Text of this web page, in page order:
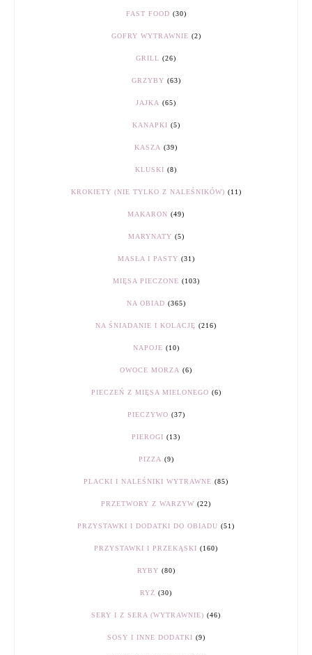
FAST FOOD (30)
GOFRY WYTRAWNIE (2)
GRILL (26)
GRZYBY (63)
JAJKA (65)
KANAPKI (5)
KASZA (39)
KLUSKI (8)
KROKIETY (NIE TYLKO Z NALEŚNIKÓW) (11)
MAKARON (49)
MARYNATY (5)
MASŁA I PASTY (31)
MIĘSA PIECZONE (103)
NA OBIAD (365)
NA ŚNIADANIE I KOLACJĘ (216)
NAPOJE (10)
OWOCE MORZA (6)
PIECZEŃ Z MIĘSA MIELONEGO (6)
PIECZYWO (37)
PIEROGI (13)
PIZZA (9)
PLACKI I NALEŚNIKI WYTRAWNE (85)
PRZETWORY Z WARZYW (22)
PRZYSTAWKI I DODATKI DO OBIADU (51)
PRZYSTAWKI I PRZEKĄSKI (160)
RYBY (80)
RYŻ (30)
SERY I Z SERA (WYTRAWNIE) (46)
SOSY I INNE DODATKI (9)